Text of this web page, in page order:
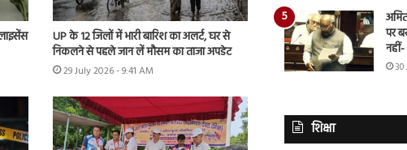
UP के 12 जिलों में भारी बारिश का अलर्ट, घर से
निकलने से पहले जान लें मौसम का ताजा अपडेट
29 July 2026 - 9:41 AM
पर
शिक्षा